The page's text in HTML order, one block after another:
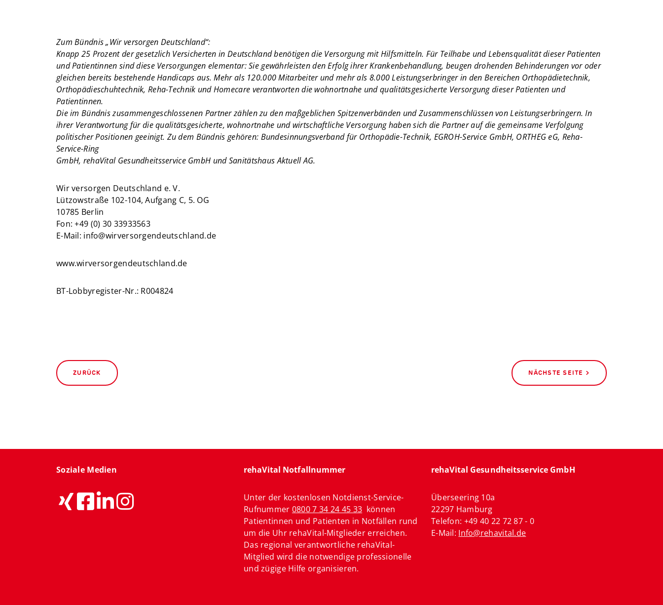
Zum Bündnis „Wir versorgen Deutschland“:
Knapp 25 Prozent der gesetzlich Versicherten in Deutschland benötigen die Versorgung mit Hilfsmitteln. Für Teilhabe und Lebensqualität dieser Patienten
und Patientinnen sind diese Versorgungen elementar: Sie gewährleisten den Erfolg ihrer Krankenbehandlung, beugen drohenden Behinderungen vor oder
gleichen bereits bestehende Handicaps aus. Mehr als 120.000 Mitarbeiter und mehr als 8.000 Leistungserbringer in den Bereichen Orthopädietechnik,
Orthopädieschuhtechnik, Reha-Technik und Homecare verantworten die wohnortnahe und qualitätsgesicherte Versorgung dieser Patienten und
Patientinnen.
Die im Bündnis zusammengeschlossenen Partner zählen zu den maßgeblichen Spitzenverbänden und Zusammenschlüssen von Leistungserbringern. In
ihrer Verantwortung für die qualitätsgesicherte, wohnortnahe und wirtschaftliche Versorgung haben sich die Partner auf die gemeinsame Verfolgung
politischer Positionen geeinigt. Zu dem Bündnis gehören: Bundesinnungsverband für Orthopädie-Technik, EGROH-Service GmbH, ORTHEG eG, Reha-
Service-Ring
GmbH, rehaVital Gesundheitsservice GmbH und Sanitätshaus Aktuell AG.
Wir versorgen Deutschland e. V.
Lützowstraße 102-104, Aufgang C, 5. OG
10785 Berlin
Fon: +49 (0) 30 33933563
E-Mail: info@wirversorgendeutschland.de
www.wirversorgendeutschland.de
BT-Lobbyregister-Nr.: R004824
ZURÜCK NÄCHSTE SEITE >
Soziale Medien rehaVital Notfallnummer
Unter der kostenlosen Notdienst-Service-
Rufnummer 0800 7 34 24 45 33 können
Patientinnen und Patienten in Notfällen rund
um die Uhr rehaVital-Mitglieder erreichen.
Das regional verantwortliche rehaVital-
Mitglied wird die notwendige professionelle
und zügige Hilfe organisieren.
rehaVital Gesundheitsservice GmbH
Überseering 10a
22297 Hamburg
Telefon: +49 40 22 72 87 - 0
E-Mail: Info@rehavital.de